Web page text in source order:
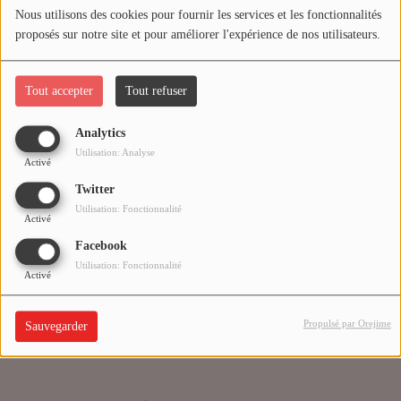
Nous utilisons des cookies pour fournir les services et les fonctionnalités
proposés sur notre site et pour améliorer l'expérience de nos utilisateurs.
Tout accepter Tout refuser
Analytics
Activé
Utilisation: Analyse
Twitter
Activé
Utilisation: Fonctionnalité
Facebook
Activé
Utilisation: Fonctionnalité
Sauvegarder Propulsé par Orejime
Médias
PODCASTS
Agenda
Titres diffusés
Se connecter
Oups, vous avez
rencontré une erreur.
Il semble que la page que vous recherchez n’existe plus.